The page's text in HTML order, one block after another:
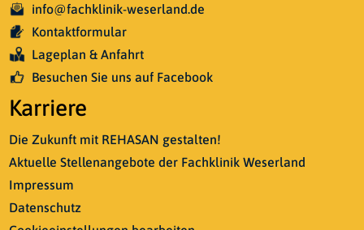
info@fachklinik-weserland.de
Kontaktformular
Lageplan & Anfahrt
Besuchen Sie uns auf Facebook
Karriere
Die Zukunft mit REHASAN gestalten!
Aktuelle Stellenangebote der Fachklinik Weserland
Impressum
Datenschutz